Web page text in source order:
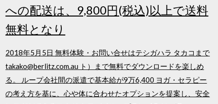
への配送は、9,800円(税込)以上で送料
無料となり
2018年5月5日 無料体験・お問い合せはテシガハラ タカコまで
takako@berlitz.com.au ト）まで無料でダウンロードを楽しめ
る。 ループ会社間の派遣で基本給が9万6,400 ヨガ・セラピー
の考え方を基に、心や体に合わせたオプションを提案し、安全